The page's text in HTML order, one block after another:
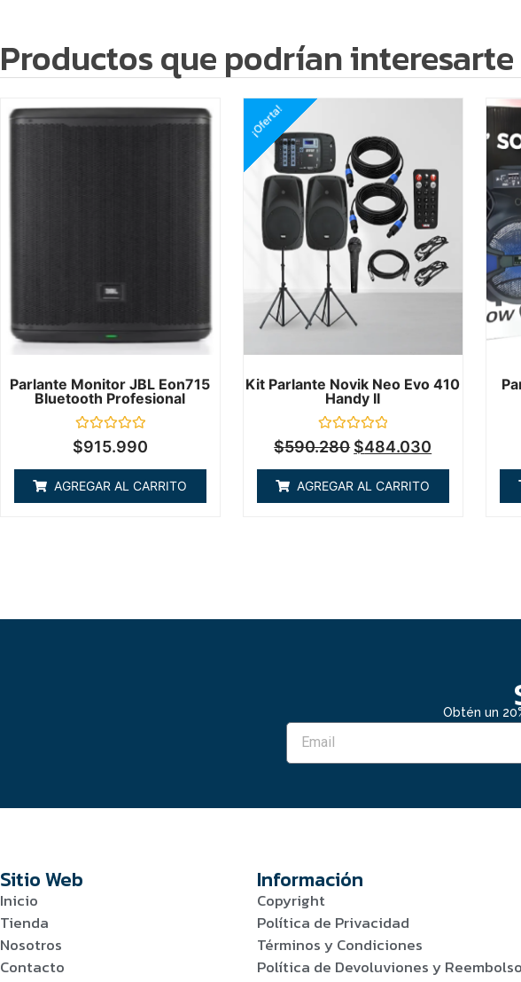
Productos que podrían interesarte
Parlante Monitor JBL Eon715
Bluetooth Profesional
Valorado
en
5
$915.990
AGREGAR AL CARRITO
Kit Parlante Novik Neo Evo 410
Handy II
Valorado
en
5
¡Oferta!
$590.280 $484.030
AGREGAR AL CARRITO
Obtén un
Sitio Web
Inicio
Tienda
Nosotros
Contacto
Información
Copyright
Política de Privacidad
Términos y Condiciones
Política de Devoluviones y